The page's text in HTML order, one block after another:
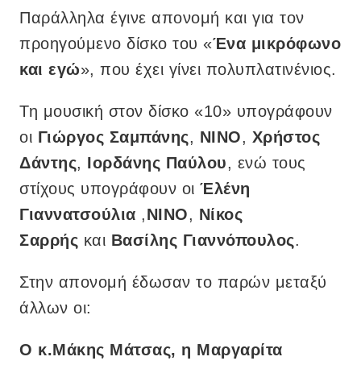
Παράλληλα έγινε απονομή και για τον
προηγούμενο δίσκο του «Ένα μικρόφωνο
και εγώ», που έχει γίνει πολυπλατινένιος.
Τη μουσική στον δίσκο «10» υπογράφουν
οι Γιώργος Σαμπάνης, NINO, Χρήστος
Δάντης, Ιορδάνης Παύλου, ενώ τους
στίχους υπογράφουν οι Έλένη
Γιαννατσούλια ,ΝΙΝΟ, Νίκος
Σαρρής και Βασίλης Γιαννόπουλος.
Στην απονομή έδωσαν το παρών μεταξύ
άλλων οι:
Ο κ.Μάκης Μάτσας, η Μαργαρίτα